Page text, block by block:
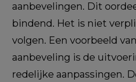
aanbevelingen. Dit
bindend. Het is niet
volgen. Een voorbeeld
aanbeveling is de
redelijke aanpassingen.